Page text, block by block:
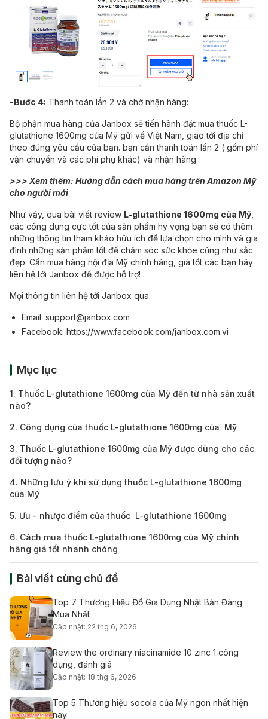
-Bước 4: Thanh toán lần 2 và chờ nhận hàng:
Bộ phận mua hàng của Janbox sẽ tiến hành đặt mua thuốc L-
glutathione 1600mg của Mỹ gửi về Việt Nam, giao tới địa chỉ
theo đúng yêu cầu của bạn. bạn cần thanh toán lần 2 ( gồm phí
vận chuyển và các phí phụ khác) và nhận hàng.
>>> Xem thêm: Hướng dẫn cách mua hàng trên Amazon Mỹ
cho người mới
Như vậy, qua bài viết review L-glutathione 1600mg của Mỹ
các công dụng cực tốt của sản phẩm hy vọng bạn sẽ có thêm
những thông tin tham khảo hữu ích để lựa chọn cho mình và gia
đình những sản phẩm tốt để chăm sóc sức khỏe cũng như sắc
đẹp. Cần mua hàng nội địa Mỹ chính hãng, giá tốt các bạn hãy
liên hệ tới Janbox để được hỗ trợ!
Mọi thông tin liên hệ tới Janbox qua:
Email: support@janbox.com
Facebook: https://www.facebook.com/janbox.com.vi
Mục lục
1. Thuốc L-glutathione 1600mg của Mỹ đến từ nhà sản xuất
nào?
2. Công dụng của thuốc L-glutathione 1600mg của Mỹ
3. Thuốc L-glutathione 1600mg của Mỹ được dùng cho các
đối tượng nào?
4. Những lưu ý khi sử dụng thuốc L-glutathione 1600mg
của Mỹ
5. Ưu - nhược điểm của thuốc L-glutathione 1600mg
6. Cách mua thuốc L-glutathione 1600mg của Mỹ chính
hãng giá tốt nhanh chóng
Bài viết cùng chủ đề
Top 7 Thương Hiệu Đồ Gia Dụng Nhật Bản Đáng
Mua Nhất
Cập nhật: 22 thg 6, 2026
Review the ordinary niacinamide 10 zinc 1 công
dụng, đánh giá
Cập nhật: 18 thg 6, 2026
Top 5 Thương hiệu socola của Mỹ ngon nhất hiện
nay